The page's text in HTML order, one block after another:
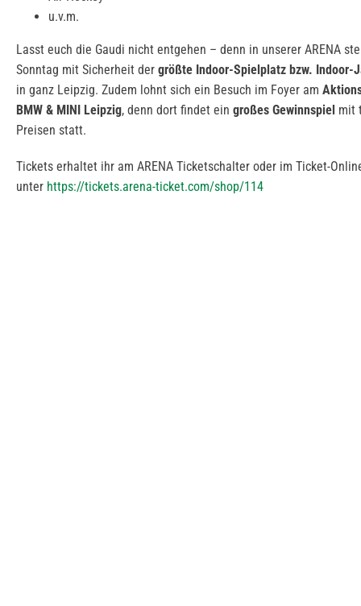
u.v.m.
Lasst euch die Gaudi nicht entgehen – denn in unserer ARENA
Sonntag mit Sicherheit der größte Indoor-Spielplatz bzw. Indoor-
in ganz Leipzig. Zudem lohnt sich ein Besuch im Foyer am
BMW & MINI Leipzig, denn dort findet ein großes Gewinnspiel mit
Preisen statt.
Tickets erhaltet ihr am ARENA Ticketschalter oder im Ticket-
unter https://tickets.arena-ticket.com/shop/114